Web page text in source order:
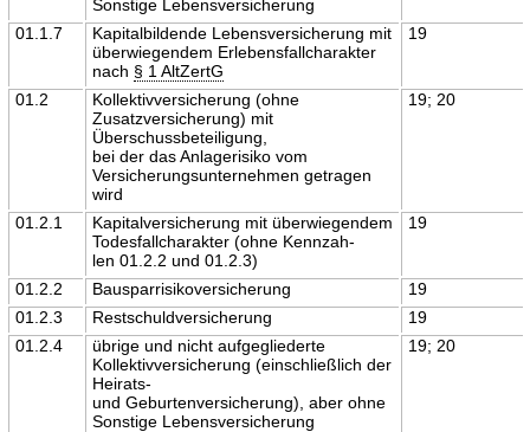
Sonstige Lebensversicherung
01.1.7
Kapitalbildende Lebensversicherung mit
überwiegendem Erlebensfallcharakter
nach § 1 AltZertG
19
01.2
Kollektivversicherung (ohne
Zusatzversicherung) mit
Überschussbeteiligung,
bei der das Anlagerisiko vom
Versicherungsunternehmen getragen
wird
19; 20
01.2.1
Kapitalversicherung mit überwiegendem
Todesfallcharakter (ohne Kennzah-
len 01.2.2 und 01.2.3)
19
01.2.2 Bausparrisikoversicherung
19
01.2.3
Restschuldversicherung
19
01.2.4
übrige und nicht aufgegliederte
Kollektivversicherung (einschließlich der
Heirats-
und Geburtenversicherung), aber ohne
Sonstige Lebensversicherung
19; 20